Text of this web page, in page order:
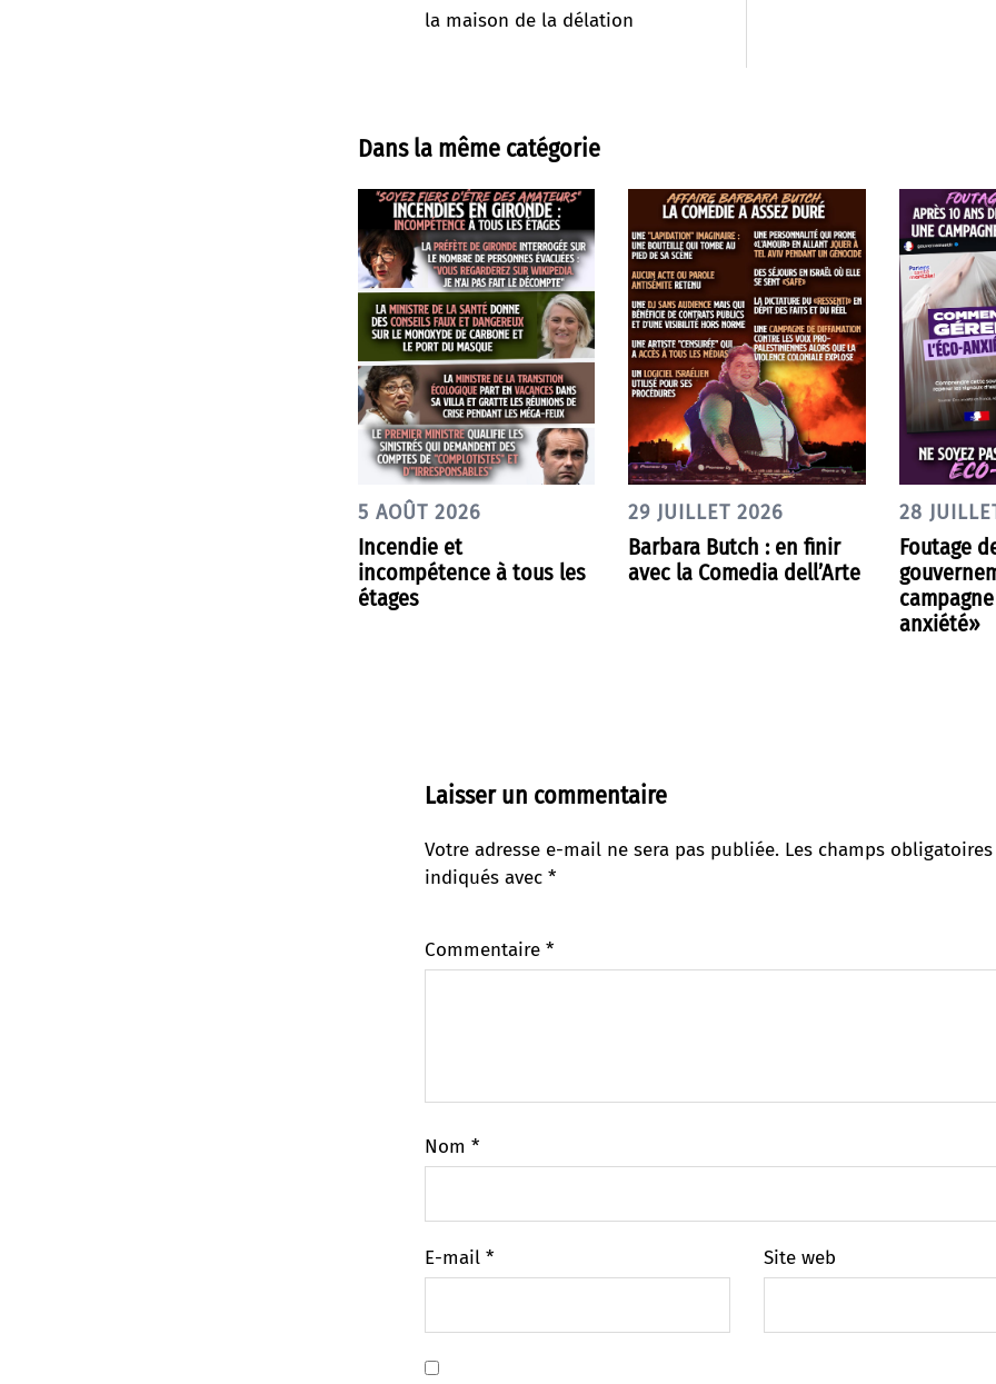
la maison de la délation
Dans la même catégorie
5 AOÛT 2026
Incendie et
incompétence à tous les
étages
29 JUILLET 2026
Barbara Butch : en finir
avec la Comedia dell’Arte
28
Foutage
anxiété»
Laisser un commentaire
Votre adresse e-mail ne sera pas publiée. Les champs
indiqués avec *
Commentaire *
Nom *
E-mail * Site web